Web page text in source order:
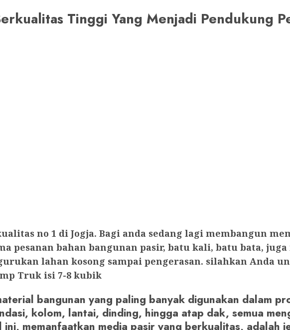
Tinggi Yang Menjadi Pendukung
no 1 di Jogja. Bagi anda sedang lagi membangun
pesanan bahan bangunan pasir, batu kali, batu bata, juga
lahan kosong sampai pengerasan. silahkan Anda
Truk isi 7-8 kubik
bangunan yang paling banyak digunakan dalam
kolom, lantai, dinding, hingga atap dak, semua
memanfaatkan media pasir yang berkualitas, adalah